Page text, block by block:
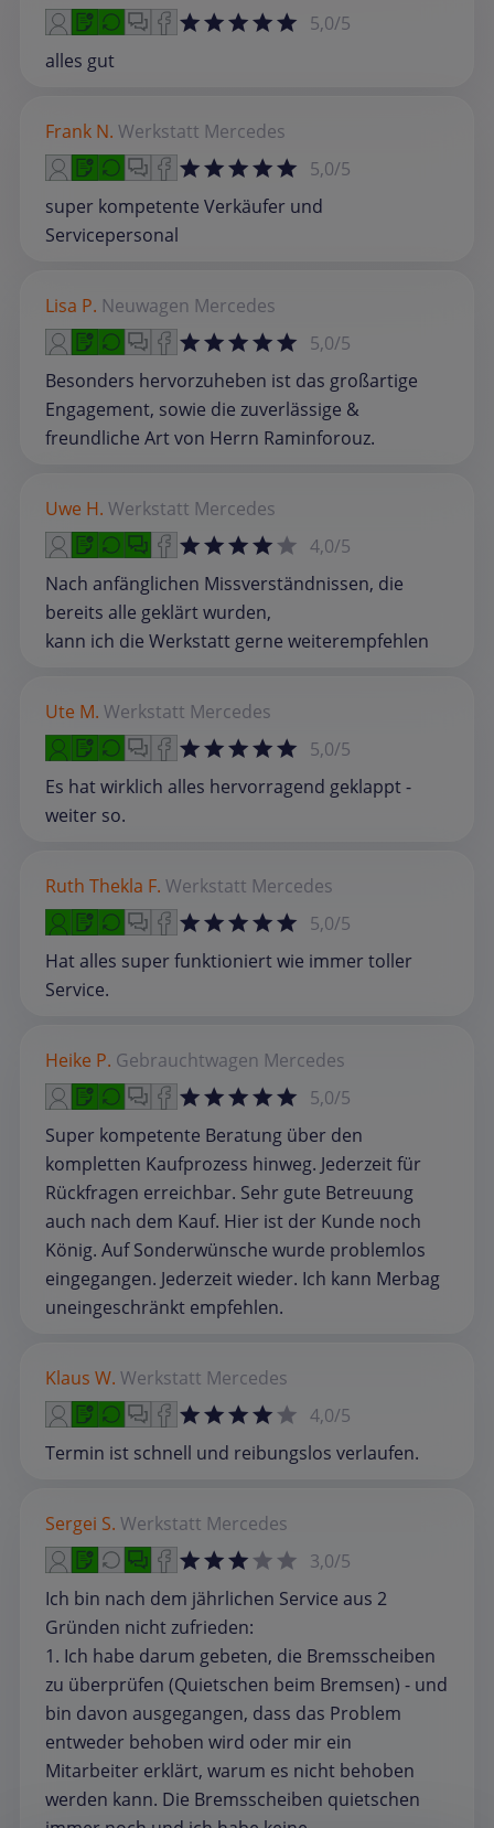
5,0/5
alles gut
Frank N. Werkstatt Mercedes
5,0/5
super kompetente Verkäufer und
Servicepersonal
Lisa P. Neuwagen Mercedes
5,0/5
Besonders hervorzuheben ist das großartige
Engagement, sowie die zuverlässige &
freundliche Art von Herrn Raminforouz.
Uwe H. Werkstatt Mercedes
4,0/5
Nach anfänglichen Missverständnissen, die
bereits alle geklärt wurden,
kann ich die Werkstatt gerne weiterempfehlen
Ute M. Werkstatt Mercedes
5,0/5
Es hat wirklich alles hervorragend geklappt -
weiter so.
Ruth Thekla F. Werkstatt Mercedes
5,0/5
Hat alles super funktioniert wie immer toller
Service.
Heike P. Gebrauchtwagen Mercedes
5,0/5
Super kompetente Beratung über den
kompletten Kaufprozess hinweg. Jederzeit für
Rückfragen erreichbar. Sehr gute Betreuung
auch nach dem Kauf. Hier ist der Kunde noch
König. Auf Sonderwünsche wurde problemlos
eingegangen. Jederzeit wieder. Ich kann Merbag
uneingeschränkt empfehlen.
Klaus W. Werkstatt Mercedes
4,0/5
Termin ist schnell und reibungslos verlaufen.
Sergei S. Werkstatt Mercedes
3,0/5
Ich bin nach dem jährlichen Service aus 2
Gründen nicht zufrieden:
1. Ich habe darum gebeten, die Bremsscheiben
zu überprüfen (Quietschen beim Bremsen) - und
bin davon ausgegangen, dass das Problem
entweder behoben wird oder mir ein
Mitarbeiter erklärt, warum es nicht behoben
werden kann. Die Bremsscheiben quietschen